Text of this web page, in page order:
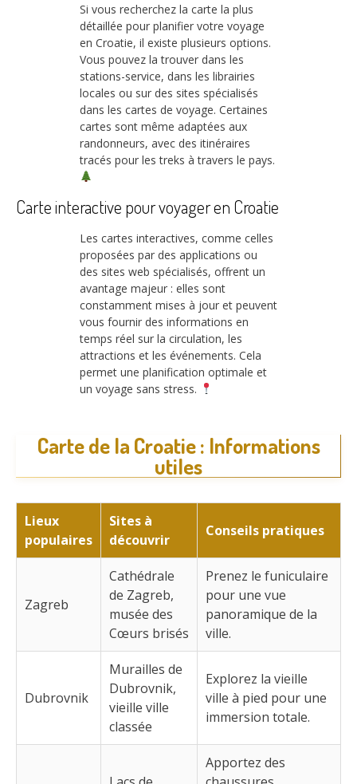
Si vous recherchez la carte la plus
détaillée pour planifier votre voyage
en Croatie, il existe plusieurs options.
Vous pouvez la trouver dans les
stations-service, dans les librairies
locales ou sur des sites spécialisés
dans les cartes de voyage. Certaines
cartes sont même adaptées aux
randonneurs, avec des itinéraires
tracés pour les treks à travers le pays.
Carte interactive pour voyager en Croatie
Les cartes interactives, comme celles
proposées par des applications ou
des sites web spécialisés, offrent un
avantage majeur : elles sont
constamment mises à jour et peuvent
vous fournir des informations en
temps réel sur la circulation, les
attractions et les événements. Cela
permet une planification optimale et
un voyage sans stress.
Carte de la Croatie : Informations
utiles
Lieux
populaires
Sites à
découvrir
Conseils pratiques
Zagreb
Cathédrale
de Zagreb,
musée des
Cœurs brisés
Prenez le funiculaire
pour une vue
panoramique de la
ville.
Dubrovnik
Murailles de
Dubrovnik,
vieille ville
classée
Explorez la vieille
ville à pied pour une
immersion totale.
Apportez des